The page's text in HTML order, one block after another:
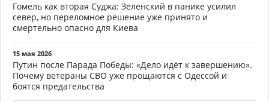
Гомель как вторая Суджа: Зеленский в панике усилил
север, но переломное решение уже принято и
смертельно опасно для Киева
15 мая 2026
Путин после Парада Победы: «Дело идёт к завершению».
Почему ветераны СВО уже прощаются с Одессой и
боятся предательства